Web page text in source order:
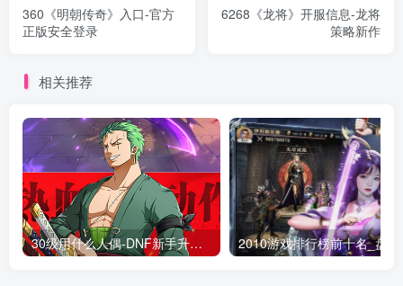
360《明朝传奇》入口-官方
正版安全登录
6268《龙将》开服信息-龙将
策略新作
相关推荐
30级用什么人偶-DNF新手升级人偶选择指南